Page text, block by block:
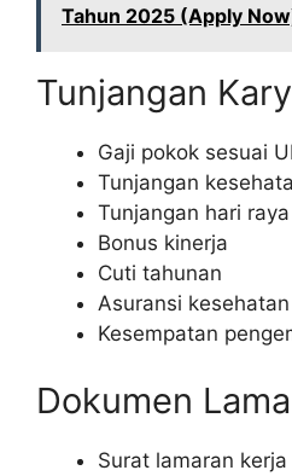
Tahun 2025 (Apply
Tunjangan
Gaji pokok sesuai
Tunjangan
Tunjangan hari raya
Bonus kinerja
Cuti tahunan
Asuransi kesehatan
Kesempatan
Dokumen
Surat lamaran kerja